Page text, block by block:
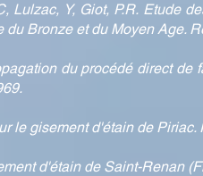
Lulzac, Y, Giot, P.R. Etude
du Bronze et du Moyen Age.
du procédé direct de
le gisement d'étain de
d'étain de Saint-Renan